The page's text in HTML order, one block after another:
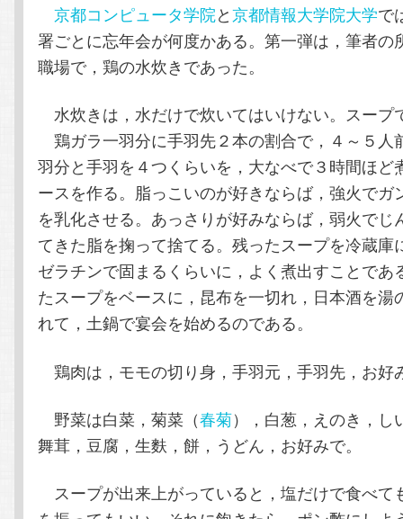
へ
移
動
移
動
京都コンピュータ学院と京都情報大学院大学で
署ごとに忘年会が何度かある。第一弾は，筆者の
職場で，鶏の水炊きであった。
水炊きは，水だけで炊いてはいけない。スープ
鶏ガラ一羽分に手羽先２本の割合で，４～５人
羽分と手羽を４つくらいを，大なべで３時間ほど
ースを作る。脂っこいのが好きならば，強火でガ
を乳化させる。あっさりが好みならば，弱火でじ
てきた脂を掬って捨てる。残ったスープを冷蔵庫
ゼラチンで固まるくらいに，よく煮出すことであ
たスープをベースに，昆布を一切れ，日本酒を湯
れて，土鍋で宴会を始めるのである。
鶏肉は，モモの切り身，手羽元，手羽先，お好
野菜は白菜，菊菜（春菊），白葱，えのき，し
舞茸，豆腐，生麩，餅，うどん，お好みで。
スープが出来上がっていると，塩だけで食べて